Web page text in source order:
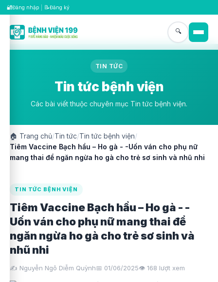
🔐Đăng nhập 📝Đăng ký
🔍
TIN TỨC
Tin tức bệnh viện
Các bài viết thuộc chuyên mục Tin tức bệnh viện.
🏠 Trang chủ/Tin tức/Tin tức bệnh viện/
Tiêm Vaccine Bạch hầu – Ho gà - -Uốn ván cho phụ nữ
mang thai để ngăn ngừa ho gà cho trẻ sơ sinh và nhũ nhi
TIN TỨC BỆNH VIỆN
Tiêm Vaccine Bạch hầu – Ho gà - -
Uốn ván cho phụ nữ mang thai để
ngăn ngừa ho gà cho trẻ sơ sinh và
nhũ nhi
✍️ Nguyễn Ngô Diễm Quỳnh📅 01/06/2025👁️ 168 lượt xem